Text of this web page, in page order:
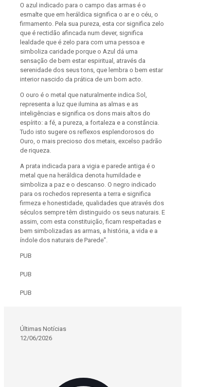
O azul indicado para o campo das armas é o
esmalte que em heráldica significa o ar e o céu, o
firmamento. Pela sua pureza, esta cor significa zelo
que é rectidão afincada num dever, significa
lealdade que é zelo para com uma pessoa e
simboliza caridade porque o Azul dá uma
sensação de bem estar espiritual, através da
serenidade dos seus tons, que lembra o bem estar
interior nascido da prática de um bom acto.
O ouro é o metal que naturalmente indica Sol,
representa a luz que ilumina as almas e as
inteligências e significa os dons mais altos do
espírito: a fé, a pureza, a fortaleza e a constância.
Tudo isto sugere os reflexos esplendorosos do
Ouro, o mais precioso dos metais, excelso padrão
de riqueza.
A prata indicada para a vigia e parede antiga é o
metal que na heráldica denota humildade e
simboliza a paz e o descanso. O negro indicado
para os rochedos representa a terra e significa
firmeza e honestidade, qualidades que através dos
séculos sempre têm distinguido os seus naturais. E
assim, com esta constituição, ficam respeitadas e
bem simbolizadas as armas, a história, a vida e a
índole dos naturais de Parede".
PUB
PUB
PUB
Últimas Notícias
12/06/2026